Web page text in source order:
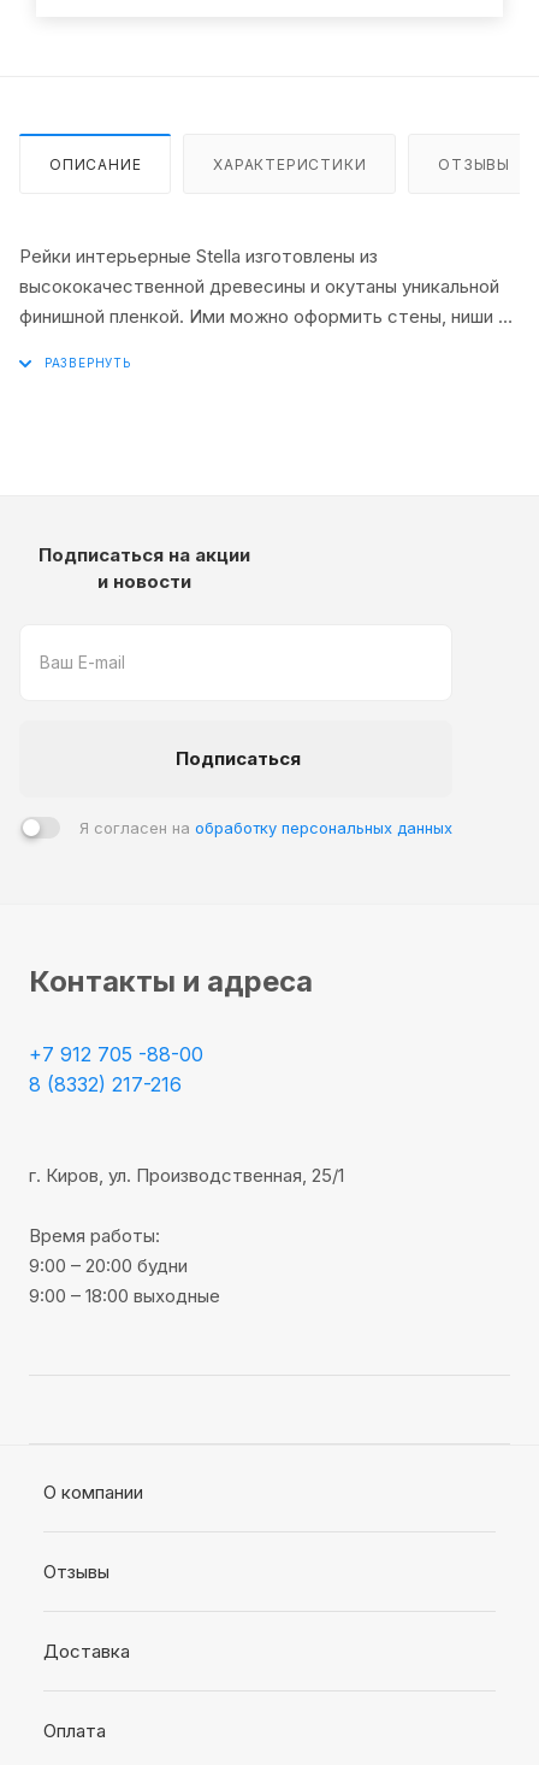
ОПИСАНИЕ ХАРАКТЕРИСТИКИ ОТЗЫВЫ
Рейки интерьерные Stella изготовлены из
высококачественной древесины и окутаны уникальной
финишной пленкой. Ими можно оформить стены, ниши и
Подписаться на акции
и новости
Подписаться
Я согласен на обработку персональных данных
Контакты и адреса
+7 912 705 -88-00
8 (8332) 217-216
г. Киров, ул. Производственная, 25/1
Время работы:
9:00 – 20:00 будни
9:00 – 18:00 выходные
О компании
Отзывы
Доставка
Оплата